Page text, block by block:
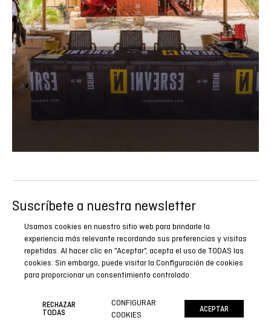
Suscríbete a nuestra newsletter
Sé el primero en conocer todas nuestras novedades,
reportajes y promociones especiales.
SUSCRIBIRME AHORA
Inverse custom
Usamos cookies en nuestro sitio web para brindarle la
experiencia más relevante recordando sus preferencias y visitas
repetidas. Al hacer clic en "Aceptar", acepta el uso de TODAS las
cookies. Sin embargo, puede visitar la Configuración de cookies
para proporcionar un consentimiento controlado.
RECHAZAR
TODAS
CONFIGURAR
COOKIES
ACEPTAR